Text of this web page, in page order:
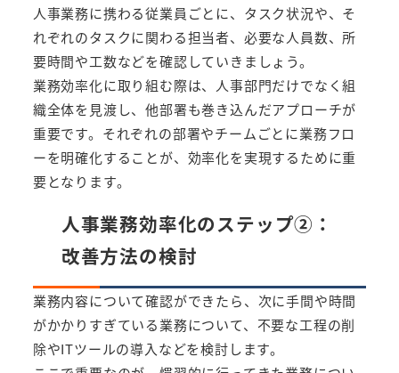
人事業務に携わる従業員ごとに、タスク状況や、そ
れぞれのタスクに関わる担当者、必要な人員数、所
要時間や工数などを確認していきましょう。
業務効率化に取り組む際は、人事部門だけでなく組
織全体を見渡し、他部署も巻き込んだアプローチが
重要です。それぞれの部署やチームごとに業務フロ
ーを明確化することが、効率化を実現するために重
要となります。
人事業務効率化のステップ②：
改善方法の検討
業務内容について確認ができたら、次に手間や時間
がかかりすぎている業務について、不要な工程の削
除やITツールの導入などを検討します。